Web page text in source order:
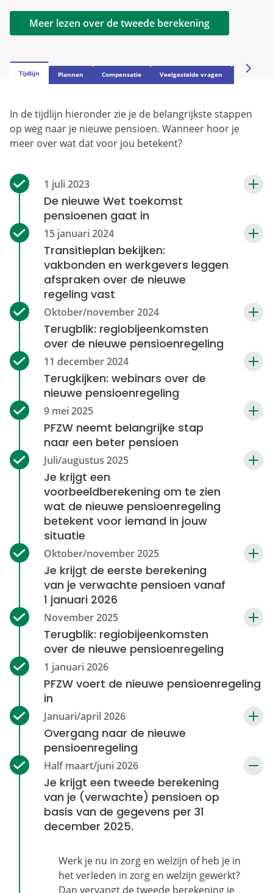
Meer lezen over de tweede berekening
In de tijdlijn hieronder zie je de belangrijkste stappen
op weg naar je nieuwe pensioen. Wanneer hoor je
meer over wat dat voor jou betekent?
De nieuwe Wet toekomst
pensioenen gaat in
Transitieplan bekijken:
vakbonden en werkgevers leggen
afspraken over de nieuwe
regeling vast
Terugblik: regiobijeenkomsten
over de nieuwe pensioenregeling
Terugkijken: webinars over de
nieuwe pensioenregeling
PFZW neemt belangrijke stap
naar een beter pensioen
Je krijgt een
voorbeeldberekening om te zien
wat de nieuwe pensioenregeling
betekent voor iemand in jouw
situatie
Je krijgt de eerste berekening
van je verwachte pensioen vanaf
1 januari 2026
Terugblik: regiobijeenkomsten
over de nieuwe pensioenregeling
PFZW voert de nieuwe pensioenregeling
in
Overgang naar de nieuwe
pensioenregeling
Je krijgt een tweede berekening
van je (verwachte) pensioen op
basis van de gegevens per 31
december 2025.
Werk je nu in zorg en welzijn of heb je in
het verleden in zorg en welzijn gewerkt?
Dan vervangt de tweede berekening je